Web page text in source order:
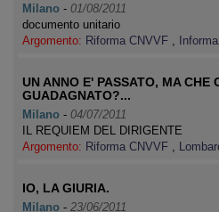
Milano - 01/08/2011
documento unitario
Argomento: Riforma CNVVF ,
UN ANNO E' PASSATO, MA CHE
GUADAGNATO?...
Milano - 04/07/2011
IL REQUIEM DEL DIRIGENTE
Argomento: Riforma CNVVF ,
IO, LA GIURIA.
Milano - 23/06/2011